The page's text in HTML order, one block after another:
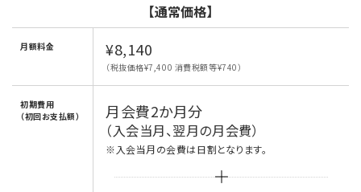
【通常価格】
月額料金 ¥8,140
（税抜価格¥7,400 消費税額等¥740）
初期費用
（初回お支払額）
月会費2か月分
（入会当月、翌月の月会費）
※入会当月の会費は日割となります。